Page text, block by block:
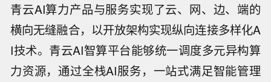
青云AI算力产品与服务实现了云、网、边、端的
横向无缝融合，以开放架构实现纵向连接多样化A
I技术。青云AI智算平台能够统一调度多元异构算
力资源，通过全栈AI服务，一站式满足智能管理